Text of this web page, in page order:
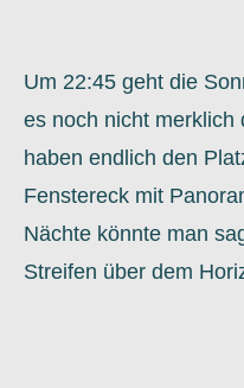
Um 22:45 geht die
es noch nicht merklich
haben endlich den
Fenstereck mit
Nächte könnte man
Streifen über dem